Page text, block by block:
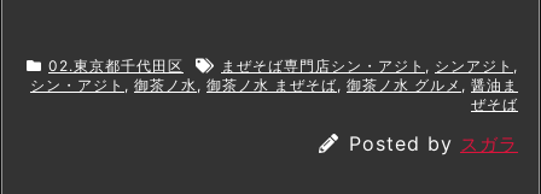
02.東京都千代田区 まぜそば専門店シン・アジト , シンアジト ,
シン・アジト , 御茶ノ水 , 御茶ノ水 まぜそば, 御茶ノ水 グルメ , 醤油ま
ぜそば
Posted by スガラ